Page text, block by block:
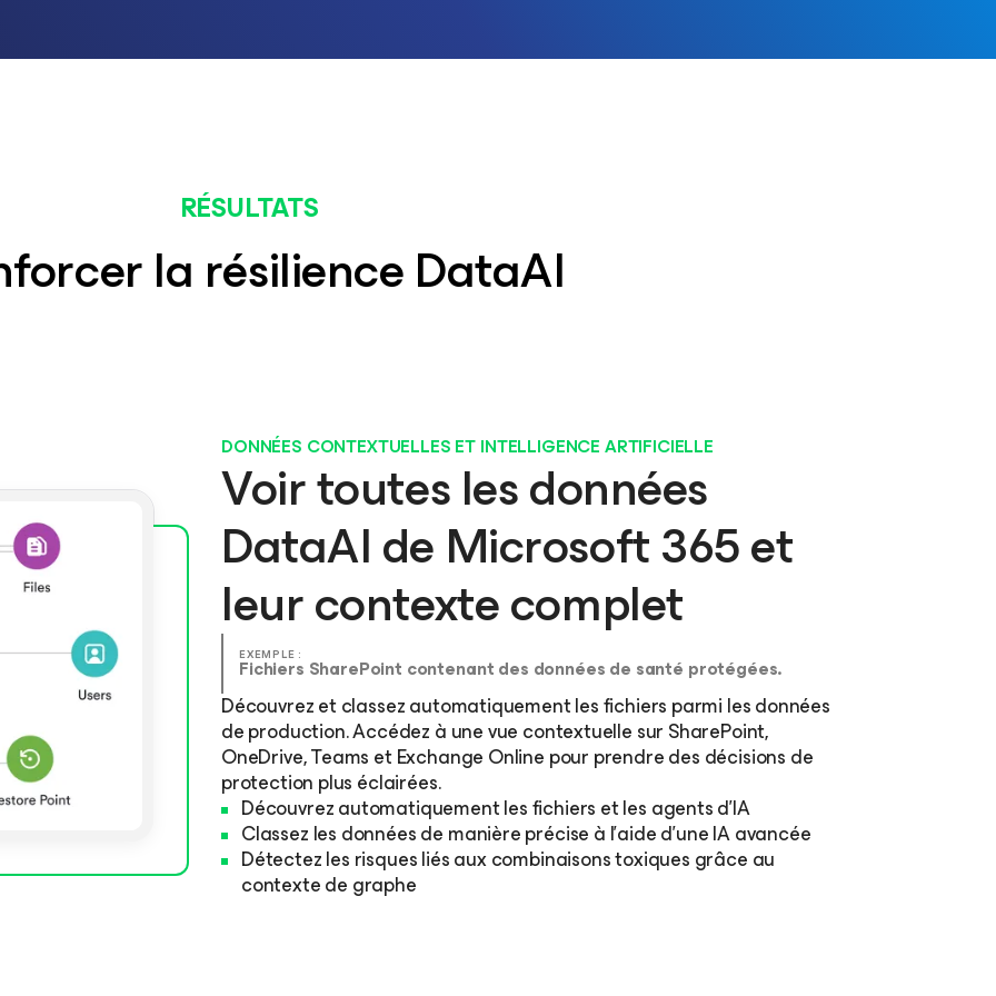
RÉSULTATS
la résilience DataAI
DONNÉES CONTEXTUELLES ET INTELLIGENCE ARTIFICIELLE
Voir toutes les données
DataAI de Microsoft 365 et
leur contexte complet
EXEMPLE :
Fichiers SharePoint contenant des données de santé protégées.
Découvrez et classez automatiquement les fichiers parmi les données
de production. Accédez à une vue contextuelle sur SharePoint,
OneDrive, Teams et Exchange Online pour prendre des décisions de
protection plus éclairées.
Découvrez automatiquement les fichiers et les agents d’IA
Classez les données de manière précise à l’aide d’une IA avancée
Détectez les risques liés aux combinaisons toxiques grâce au
contexte de graphe